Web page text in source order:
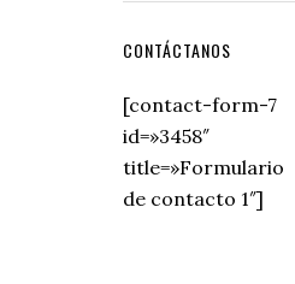
Secondary
Sidebar
CONTÁCTANOS
[contact-form-7
id=»3458″
title=»Formulario
de contacto 1″]